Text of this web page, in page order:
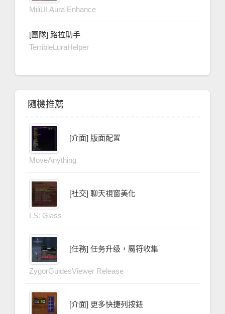
MiliUI Aura Enhance
[團隊] 路拉助手
TerribleLuraHelper
隨機推薦
[介面] 版面配置
MoveAnything
[社交] 聊天視窗美化
LS: Glass
[任務] 任务升级，魔符收集
ZygorGuidesViewer Release
[介面] 更多快捷列按鈕